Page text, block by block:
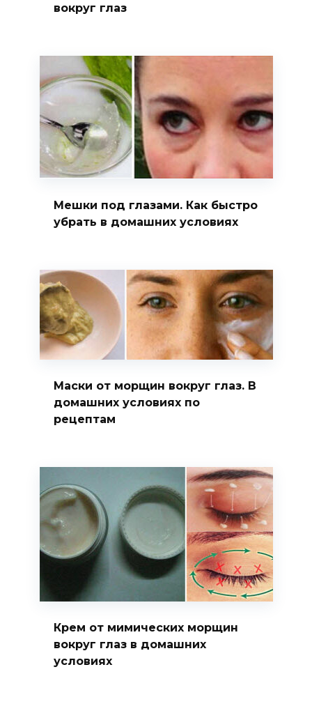
вокруг глаз
Мешки под глазами. Как быстро
убрать в домашних условиях
Маски от морщин вокруг глаз. В
домашних условиях по
рецептам
Крем от мимических морщин
вокруг глаз в домашних
условиях